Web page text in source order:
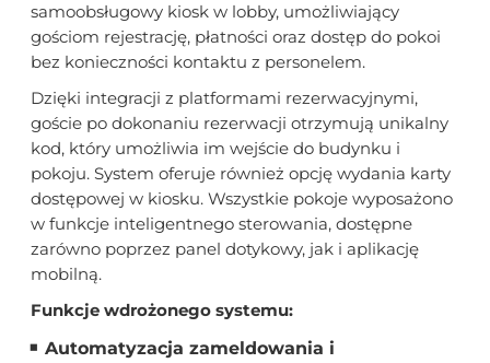
samoobsługowy kiosk w lobby, umożliwiający
gościom rejestrację, płatności oraz dostęp do pokoi
bez konieczności kontaktu z personelem.
Dzięki integracji z platformami rezerwacyjnymi,
goście po dokonaniu rezerwacji otrzymują unikalny
kod, który umożliwia im wejście do budynku i
pokoju. System oferuje również opcję wydania karty
dostępowej w kiosku. Wszystkie pokoje wyposażono
w funkcje inteligentnego sterowania, dostępne
zarówno poprzez panel dotykowy, jak i aplikację
mobilną.
Funkcje wdrożonego systemu:
Automatyzacja zameldowania i